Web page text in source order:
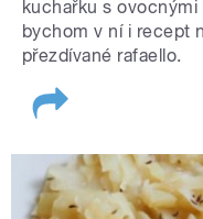
kuchařku s
bychom v ní i recept
přezdívané rafaello.